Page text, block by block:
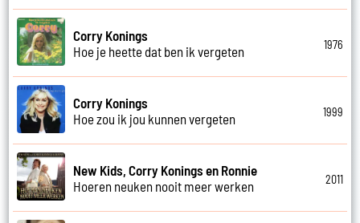
Corry Konings
Hoe je heette dat ben ik vergeten
1976
Corry Konings
Hoe zou ik jou kunnen vergeten
1999
New Kids, Corry Konings en Ronnie
Hoeren neuken nooit meer werken
2011